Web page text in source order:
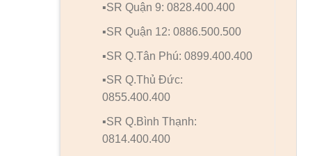
▪️SR Quận 9: 0828.400.400
▪️SR Quận 12: 0886.500.500
▪️SR Q.Tân Phú: 0899.400.400
▪️SR Q.Thủ Đức:
0855.400.400
▪️SR Q.Bình Thạnh:
0814.400.400